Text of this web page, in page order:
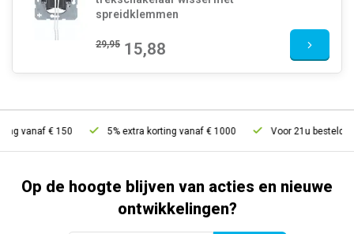
spreidklemmen
29,95 15,88
vanaf € 150 5% extra korting vanaf € 1000 Voor 21u besteld,
Op de hoogte blijven van acties en nieuwe
ontwikkelingen?